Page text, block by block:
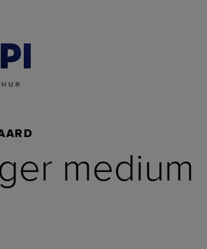
medium